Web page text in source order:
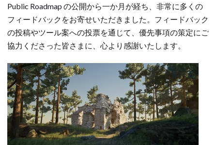
Public Roadmap の公開から一か月が経ち、非常に多くの
フィードバックをお寄せいただきました。フィードバック
の投稿やツール案への投票を通じて、優先事項の策定にご
協力くださった皆さまに、心より感謝いたします。